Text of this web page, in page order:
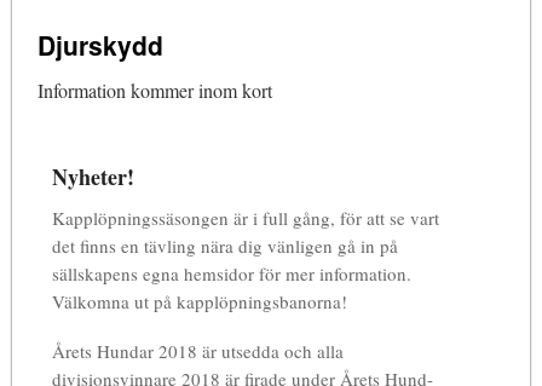
SHCF
Djurskydd
Information kommer inom kort
Nyheter!
Kapplöpningssäsongen är i full gång, för att se vart
det finns en tävling nära dig vänligen gå in på
sällskapens egna hemsidor för mer information.
Välkomna ut på kapplöpningsbanorna!
Årets Hundar 2018 är utsedda och alla
divisionsvinnare 2018 är firade under Årets Hund-